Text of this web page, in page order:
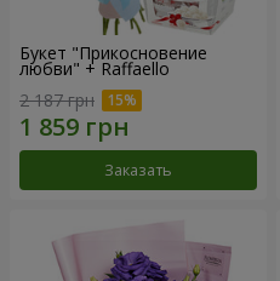
Букет "Прикосновение
любви" + Raffaello
2 187 грн
Заказать